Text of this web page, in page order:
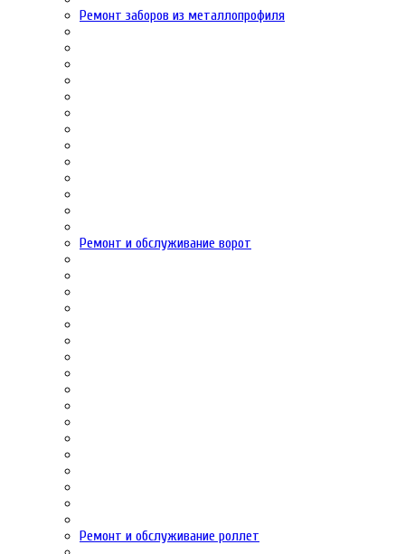
Ремонт заборов из металлопрофиля
Ремонт и обслуживание ворот
Ремонт и обслуживание роллет